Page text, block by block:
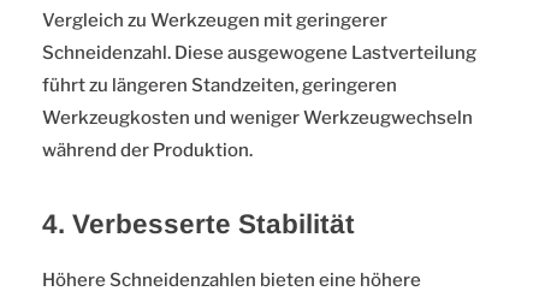
Vergleich zu Werkzeugen mit geringerer
Schneidenzahl. Diese ausgewogene Lastverteilung
führt zu längeren Standzeiten, geringeren
Werkzeugkosten und weniger Werkzeugwechseln
während der Produktion.
4. Verbesserte Stabilität
Höhere Schneidenzahlen bieten eine höhere